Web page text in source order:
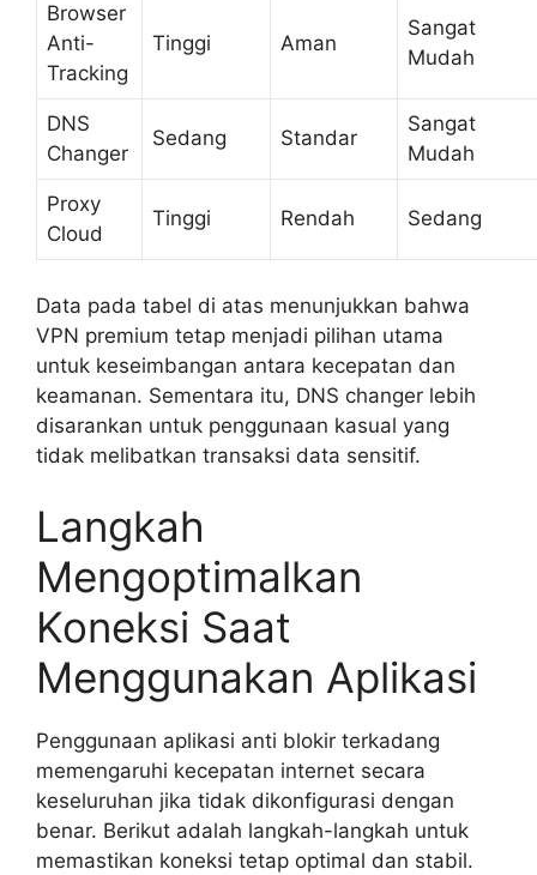
Browser
Anti-
Tracking
Tinggi Aman
Sangat
Mudah
DNS
Changer
Sedang Standar
Sangat
Mudah
Proxy
Cloud
Tinggi Rendah Sedang
Data pada tabel di atas menunjukkan bahwa
VPN premium tetap menjadi pilihan utama
untuk keseimbangan antara kecepatan dan
keamanan. Sementara itu, DNS changer lebih
disarankan untuk penggunaan kasual yang
tidak melibatkan transaksi data sensitif.
Langkah
Mengoptimalkan
Koneksi Saat
Menggunakan Aplikasi
Penggunaan aplikasi anti blokir terkadang
memengaruhi kecepatan internet secara
keseluruhan jika tidak dikonfigurasi dengan
benar. Berikut adalah langkah-langkah untuk
memastikan koneksi tetap optimal dan stabil.